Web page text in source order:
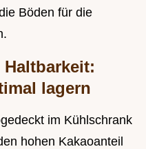
Böden für die
lagern
im Kühlschrank
hohen Kakaoanteil